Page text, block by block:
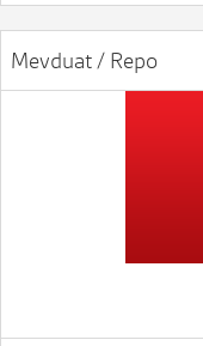
Mevduat / Repo